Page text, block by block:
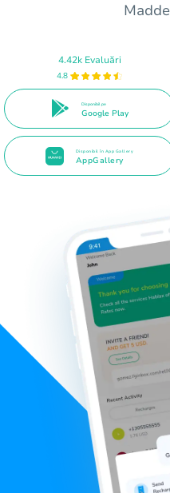
4.42k Evaluări
4.8
Disponibil pe
Google Play
Disponibil în App Gallery
AppGallery